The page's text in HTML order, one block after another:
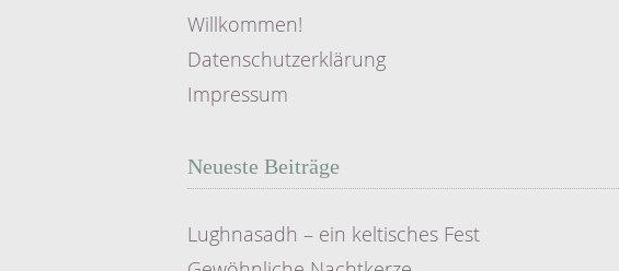
Willkommen!
Datenschutzerklärung
Impressum
Neueste Beiträge
Lughnasadh – ein keltisches Fest